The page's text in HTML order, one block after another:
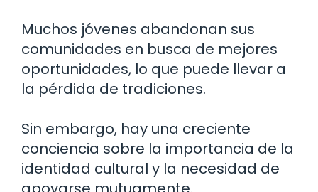
Muchos jóvenes abandonan sus
comunidades en busca de mejores
oportunidades, lo que puede llevar a
la pérdida de tradiciones.
Sin embargo, hay una creciente
conciencia sobre la importancia de la
identidad cultural y la necesidad de